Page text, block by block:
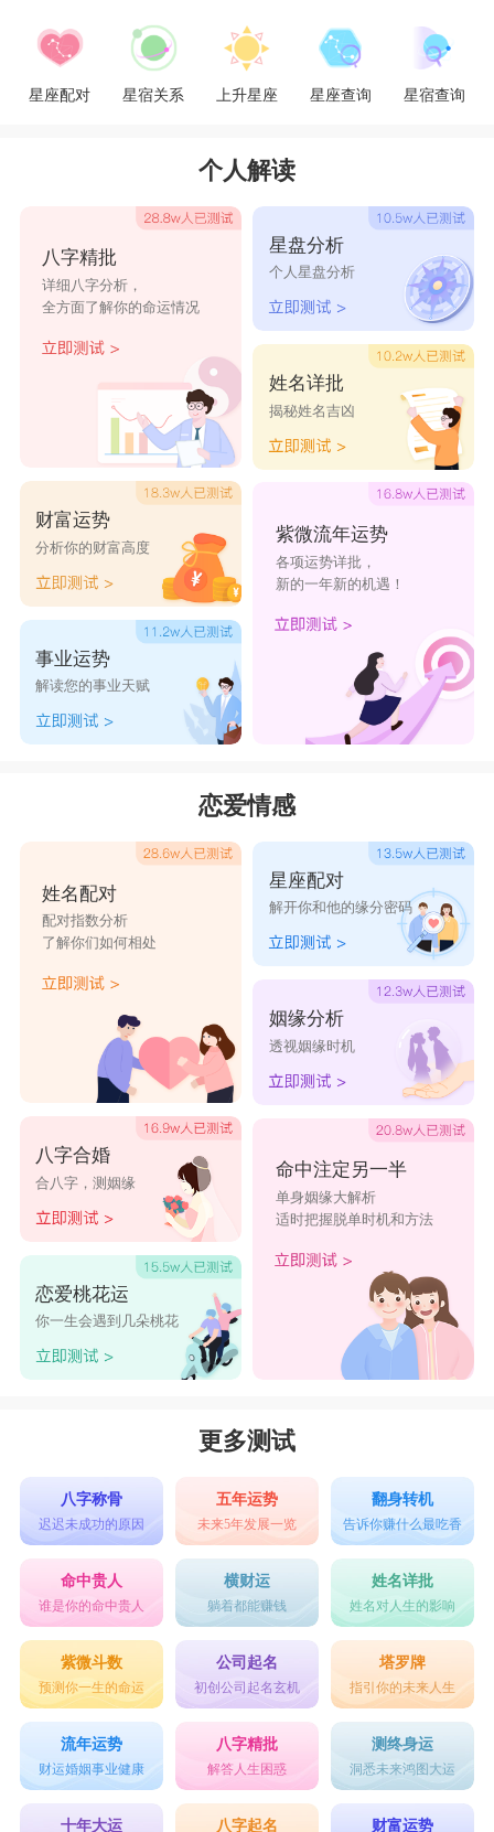
星座配对 星宿关系 上升星座 星座查询 星宿查询
个人解读
八字精批
详细八字分析，
全方面了解你的命运情况
财富运势
分析你的财富高度
事业运势
解读您的事业天赋
星盘分析
个人星盘分析
姓名详批
揭秘姓名吉凶
紫微流年运势
各项运势详批，
新的一年新的机遇！
恋爱情感
姓名配对
配对指数分析
了解你们如何相处
八字合婚
合八字，测姻缘
恋爱桃花运
你一生会遇到几朵桃花
星座配对
解开你和他的缘分密码
姻缘分析
透视姻缘时机
命中注定另一半
单身姻缘大解析
适时把握脱单时机和方法
更多测试
八字称骨
迟迟未成功的原因
五年运势
未来5年发展一览
翻身转机
告诉你赚什么最吃香
命中贵人
谁是你的命中贵人
横财运
躺着都能赚钱
姓名详批
姓名对人生的影响
紫微斗数
预测你一生的命运
公司起名
初创公司起名玄机
塔罗牌
指引你的未来人生
流年运势
财运婚姻事业健康
八字精批
解答人生困惑
测终身运
洞悉未来鸿图大运
十年大运 八字起名 财富运势